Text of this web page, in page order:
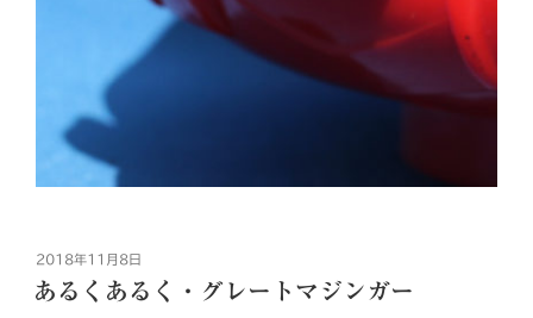
投
稿
日:
2018年11月8日
あるくあるく・グレートマジンガー